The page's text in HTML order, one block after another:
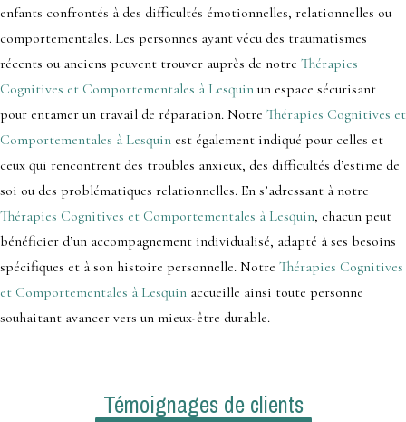
enfants confrontés à des difficultés émotionnelles, relationnelles ou
comportementales. Les personnes ayant vécu des traumatismes
récents ou anciens peuvent trouver auprès de notre Thérapies
Cognitives et Comportementales à Lesquin un espace sécurisant
pour entamer un travail de réparation. Notre Thérapies Cognitives et
Comportementales à Lesquin est également indiqué pour celles et
ceux qui rencontrent des troubles anxieux, des difficultés d’estime de
soi ou des problématiques relationnelles. En s’adressant à notre
Thérapies Cognitives et Comportementales à Lesquin, chacun peut
bénéficier d’un accompagnement individualisé, adapté à ses besoins
spécifiques et à son histoire personnelle. Notre Thérapies Cognitives
et Comportementales à Lesquin accueille ainsi toute personne
souhaitant avancer vers un mieux-être durable.
Témoignages de clients